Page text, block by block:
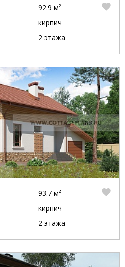
92.9 м²
кирпич
2 этажа
93.7 м²
кирпич
2 этажа